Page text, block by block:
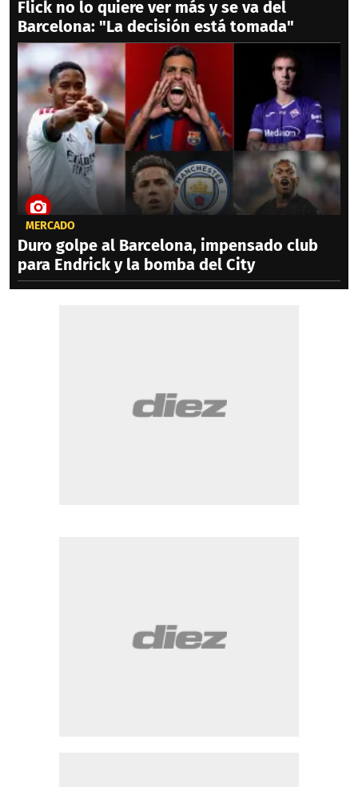
Flick no lo quiere ver más y se va del
Barcelona: "La decisión está tomada"
MERCADO
Duro golpe al Barcelona, impensado club
para Endrick y la bomba del City